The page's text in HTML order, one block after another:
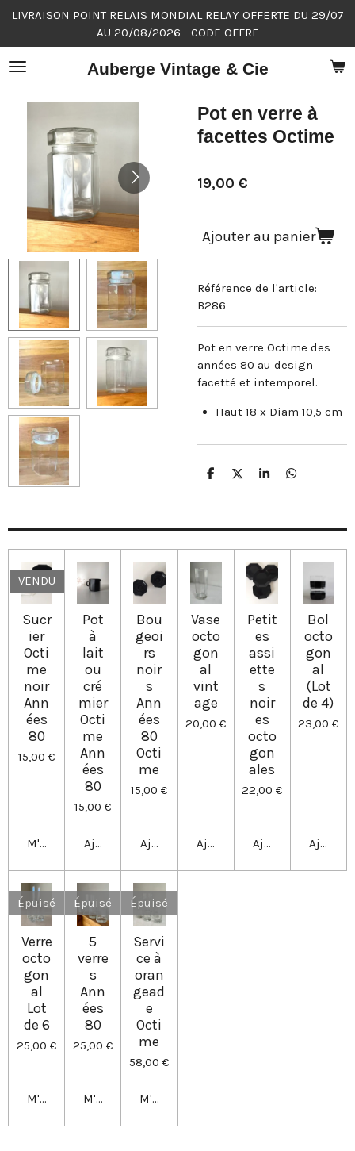
Passer
contenu
principal
Auberge Vintage & Cie
LIVRAISON POINT RELAIS MONDIAL RELAY OFFERTE DU 29/07
AU 20/08/2026 - CODE OFFRE
Pot en verre à
facettes Octime
19,00 €
Ajouter au panier
Référence de l'article:
B286
Pot en verre Octime des
années 80 au design
facetté et intemporel.
Haut 18 x Diam 10,5 cm
P
a
e
r
P
a
e
P
a
e
r
P
a
e
VENDU
Sucr
ier
Octi
me
noir
Ann
ées
80
15,00 €
M'avertir si disponible
Pot
à
lait
ou
cré
mier
Octi
me
Ann
ées
80
15,00 €
Ajouter au panier
Bou
geoi
rs
noir
s
Ann
ées
80
Octi
me
15,00 €
Ajouter au panier
Vase
octo
gon
al
vint
age
20,00 €
Ajouter au panier
Petit
es
assi
ette
s
noir
es
octo
gon
ales
22,00 €
Ajouter au panier
Bol
octo
gon
al
(Lot
de 4)
23,00 €
Ajouter
Épuisé
Verre
octo
gon
al
Lot
de 6
25,00 €
M'avertir si disponible
Épuisé
5
verre
s
Ann
ées
80
25,00 €
M'avertir si disponible
Épuisé
Servi
ce à
oran
gead
e
Octi
me
58,00 €
M'avertir si disponible